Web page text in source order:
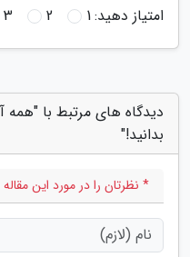
امتیاز دهید:1
2
3
دیدگاه های مرتبط با "همه
بدانید!"
* نظرتان را در مورد این مقاله